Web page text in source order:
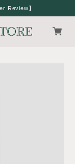
Review】